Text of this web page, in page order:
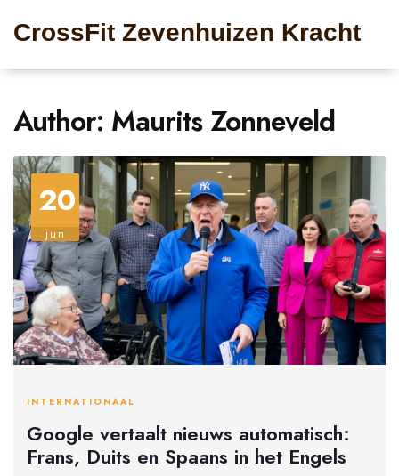
CrossFit Zevenhuizen Kracht
Author: Maurits Zonneveld
20
jun
INTERNATIONAAL
Google vertaalt nieuws automatisch:
Frans, Duits en Spaans in het Engels